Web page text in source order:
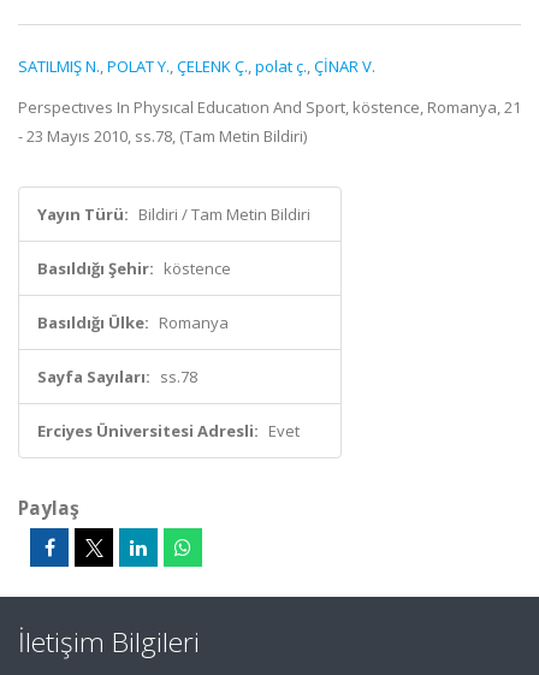
SATILMIŞ N.,POLAT Y.,ÇELENK Ç.,polat ç.,ÇİNAR V.
Perspectıves In Physıcal Educatıon And Sport, köstence, Romanya, 21
- 23 Mayıs 2010, ss.78, (Tam Metin Bildiri)
Yayın Türü: Bildiri / Tam Metin Bildiri
Basıldığı Şehir: köstence
Basıldığı Ülke: Romanya
Sayfa Sayıları: ss.78
Erciyes Üniversitesi Adresli: Evet
Paylaş
İletişim Bilgileri